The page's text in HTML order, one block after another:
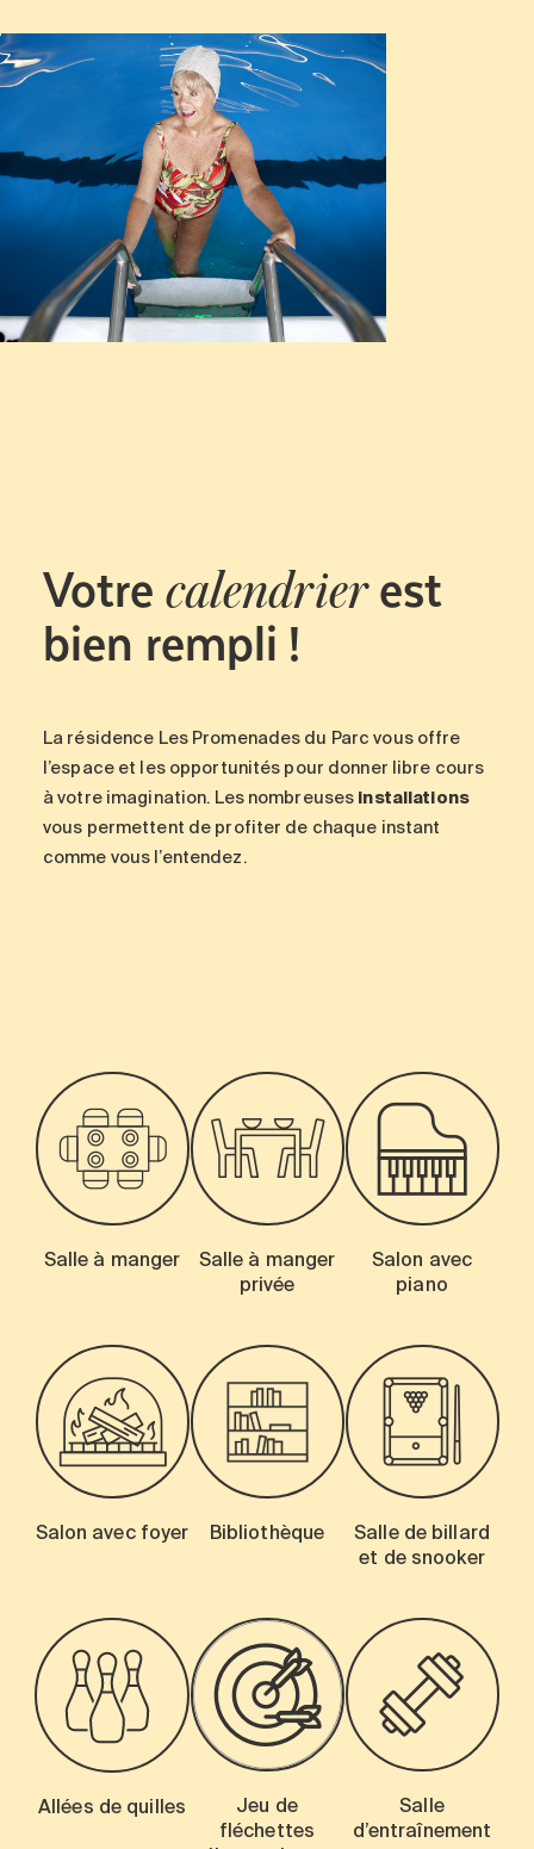
Votre calendrierest
bien rempli !
La résidence Les Promenades du Parc vous offre
l’espace et les opportunités pour donner libre cours
à votre imagination. Les nombreuses installations
vous permettent de profiter de chaque instant
comme vous l’entendez.
Salle à manger
Salle à manger
privée
Salon avec
piano
Salon avec foyer Bibliothèque
Salle de billard
et de snooker
Allées de quilles
Jeu de
fléchettes
Salle
d’entraînement